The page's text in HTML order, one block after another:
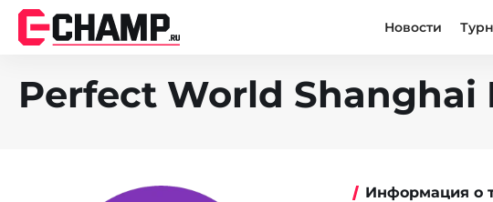
Новости
Perfect World
Информация о